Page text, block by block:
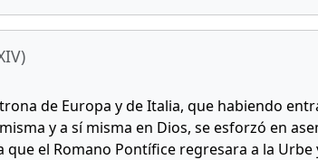
de Europa y de Italia, que habiendo
y a sí misma en Dios, se esforzó en
que el Romano Pontífice regresara a la